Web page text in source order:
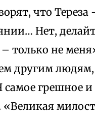
что
Нет,
– только не
другим людям,
грешное